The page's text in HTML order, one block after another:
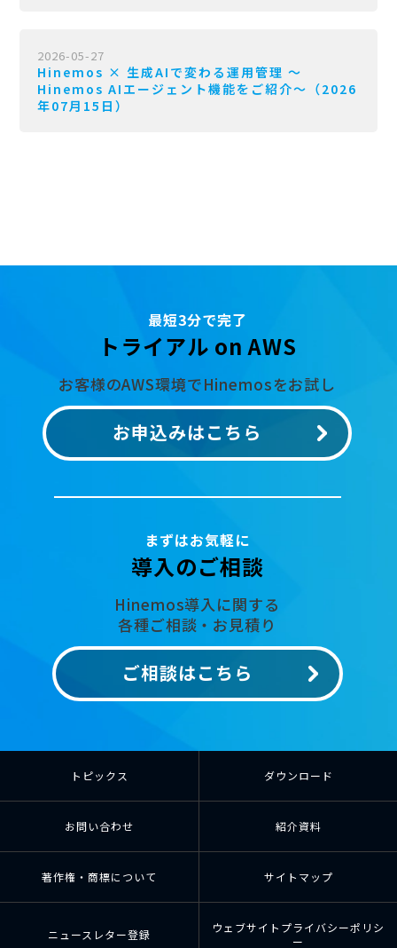
2026-05-27
Hinemos × 生成AIで変わる運用管理 〜
Hinemos AIエージェント機能をご紹介〜（2026
年07月15日）
最短3分で完了
トライアル on AWS
お客様のAWS環境でHinemosをお試し
お申込みはこちら
まずはお気軽に
導入のご相談
Hinemos導入に関する
各種ご相談・お見積り
ご相談はこちら
トピックス ダウンロード
お問い合わせ 紹介資料
著作権・商標について サイトマップ
ニュースレター登録
ウェブサイトプライバシーポリシ
ー